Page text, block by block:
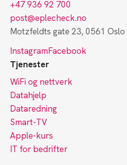
+47 936 92 700
post@eplecheck.no
Motzfeldts gate 23, 0561 Oslo
InstagramFacebook
Tjenester
WiFi og nettverk
Datahjelp
Dataredning
Smart-TV
Apple-kurs
IT for bedrifter